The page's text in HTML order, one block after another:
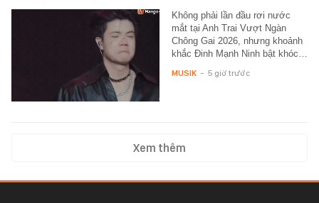
Không phải lần đầu rơi nước
mắt tại Anh Trai Vượt Ngàn
Chông Gai 2026, nhưng khoảnh
khắc Đinh Mạnh Ninh bật khóc…
MUSIK - 5 giờ trước
Xem thêm